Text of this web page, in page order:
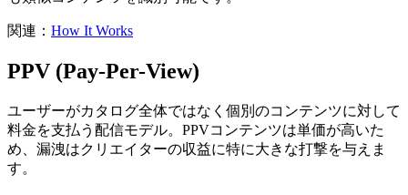
関連： How It Works
PPV (Pay-Per-View)
ユーザーがカタログ全体ではなく個別のコンテンツに対して
料金を支払う配信モデル。PPVコンテンツは単価が高いた
め、漏洩はクリエイターの収益に特に大きな打撃を与えま
す。